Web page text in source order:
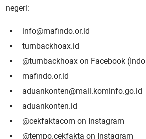
negeri:
info@mafindo.or.id
turnbackhoax.id
@turnbackhoax on Facebook
mafindo.or.id
aduankonten@mail.kominfo.go.id
aduankonten.id
@cekfaktacom on Instagram
@tempo.cekfakta on Instagram